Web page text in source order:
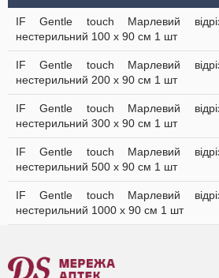
IF Gentle touch Марлевий
нестерильний 100 х 90 см 1 шт
IF Gentle touch Марлевий
нестерильний 200 х 90 см 1 шт
IF Gentle touch Марлевий
нестерильний 300 х 90 см 1 шт
IF Gentle touch Марлевий
нестерильний 500 х 90 см 1 шт
IF Gentle touch Марлевий
нестерильний 1000 х 90 см 1 шт